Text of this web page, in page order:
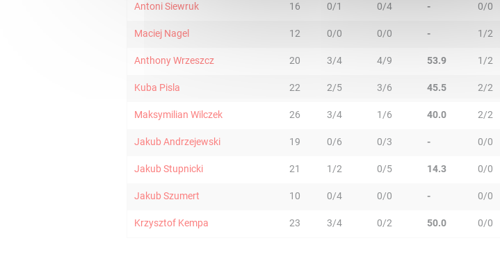
Antoni Siewruk 16 0/1 0/4 - 0/0
Maciej Nagel 12 0/0 0/0 - 1/2
Anthony Wrzeszcz 20 3/4 4/9 53.9 1/2
Kuba Pisla 22 2/5 3/6 45.5 2/2
Maksymilian Wilczek 26 3/4 1/6 40.0 2/2
Jakub Andrzejewski 19 0/6 0/3 - 0/0
Jakub Stupnicki 21 1/2 0/5 14.3 0/0
Jakub Szumert 10 0/4 0/0 - 0/0
Krzysztof Kempa 23 3/4 0/2 50.0 0/0